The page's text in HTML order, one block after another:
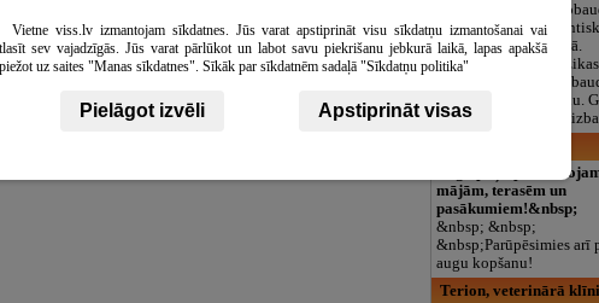
Esat laipni gaiditi
franču ēdienus
un elegantā atmosfērā.
Patīkamā franču mūzikas
pavadījumā varēsiet
francijas sieru un vīnu.
ģimeni un draugiem
Augi, puķu podi
mājām, terasēm un
pasākumiem!&nbsp;
&nbsp; &nbsp;
&nbsp;Parūpēsimies arī
augu kopšanu!
Terion, veterinārā
Vietne viss.lv izmantojam sīkdatnes. Jūs varat apstiprināt visu sīkdatņu izmantošanai vai
sev vajadzīgās. Jūs varat pārlūkot un labot savu piekrišanu jebkurā laikā, lapas apakšā
uz saites "Manas sīkdatnes". Sīkāk par sīkdatnēm sadaļā "Sīkdatņu politika"
Pielāgot izvēli Apstiprināt visas